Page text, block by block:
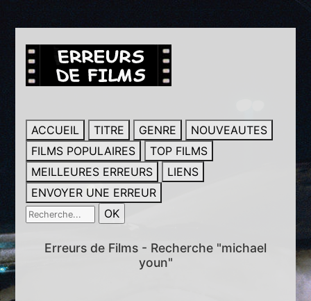
ACCUEIL TITRE GENRE
NOUVEAUTES
FILMS POPULAIRES
TOP FILMS
MEILLEURES ERREURS
LIENS
ENVOYER UNE ERREUR
Erreurs de Films - Recherche "michael
youn"